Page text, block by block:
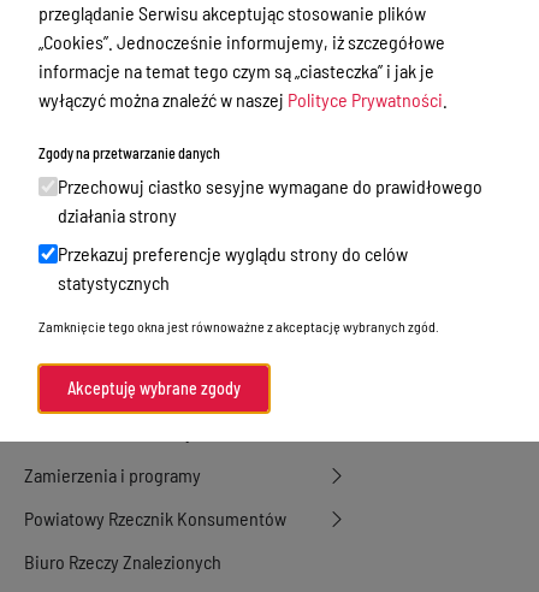
Tablica ogłoszeń
Dyżury Aptek w Powiecie Ostródzkim
Nieodpłatna Pomoc Prawna
Akty Prawne
Rejestry, ewidencje i archiwa
Budżet
Organizacja działania samorządu
powiatowego
Oświadczenia majątkowe
Zamierzenia i programy
Powiatowy Rzecznik Konsumentów
Biuro Rzeczy Znalezionych
przeglądanie Serwisu akceptując stosowanie plików
„Cookies”. Jednocześnie informujemy, iż szczegółowe
informacje na temat tego czym są „ciasteczka” i jak je
wyłączyć można znaleźć w naszej Polityce Prywatności
Zgody na przetwarzanie danych
Przechowuj ciastko sesyjne wymagane do prawidłowego
działania strony
Przekazuj preferencje wyglądu strony do celów
statystycznych
Zamknięcie tego okna jest równoważne z akceptację wybranych zgód.
Akceptuję wybrane zgody